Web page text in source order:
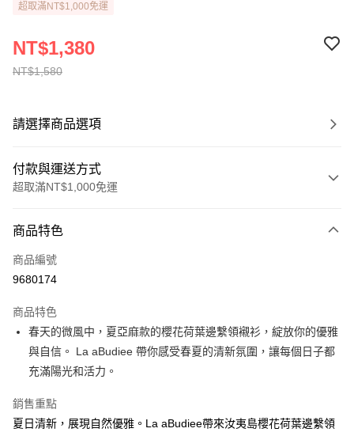
超取滿NT$1,000免運
NT$1,580
NT$1,380
請選擇商品選項
付款與運送方式
超取滿NT$1,000免運
信用卡一次付款
LINE Pay
悠遊付
ATM付款
運送方式
商品特色
商品編號
9680174
商品特色
春天的微風中，夏亞麻款的櫻花荷葉邊繫領襯衫，綻放你的優雅
與自信。 La aBudiee 帶你感受春夏的清新氛圍，讓每個日子都
充滿陽光和活力。
銷售重點
夏日清新，展現自然優雅。La aBudiee帶來汝夷島櫻花荷葉邊繫領